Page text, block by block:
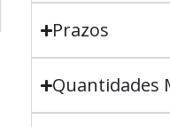
Prazos
Quantidades